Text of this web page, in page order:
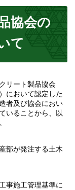
協会の
て
リート製品協会
において認定した
者及び協会におい
いることから、以
部が発注する土木
事施工管理基準に